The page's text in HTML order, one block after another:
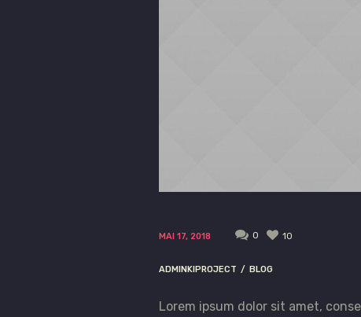
MAI 17, 2018 0 10
ADMINKIPROJECT BLOG
Lorem ipsum dolor sit amet,